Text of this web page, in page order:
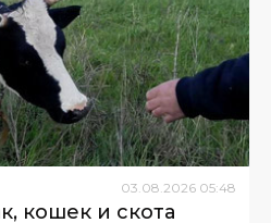
03 08 2026 05:48
кошек и скота